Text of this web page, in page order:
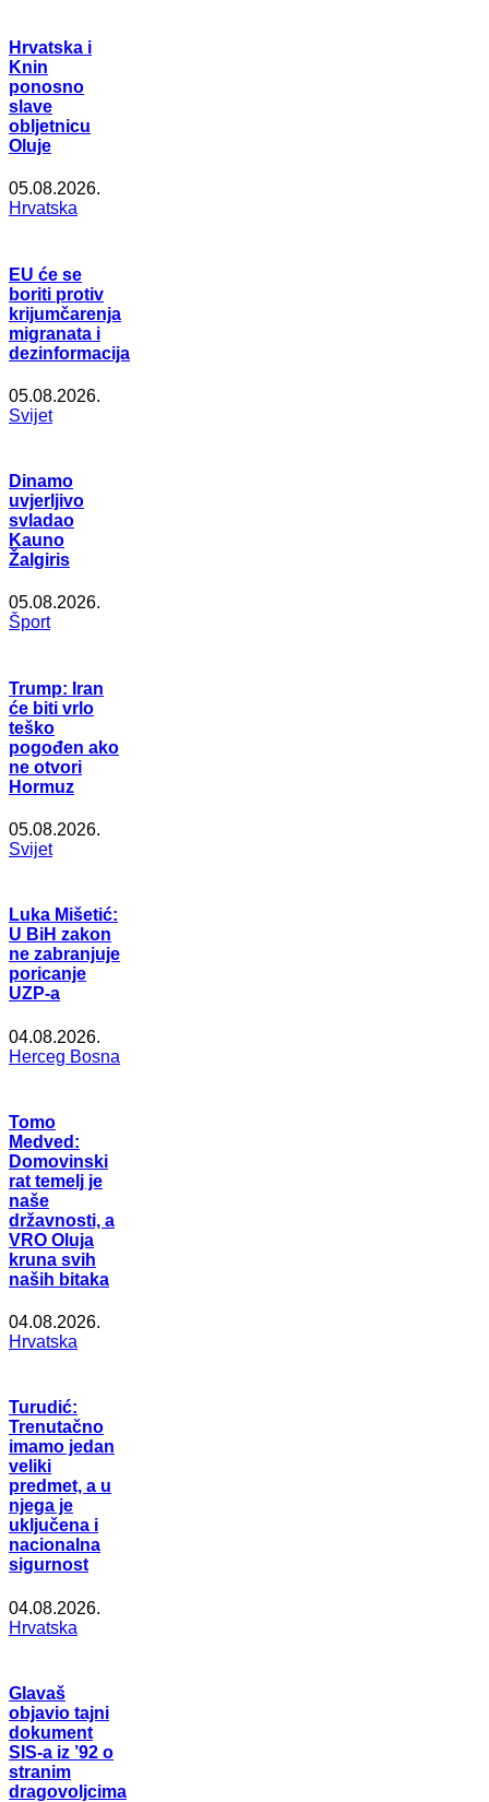
Hrvatska i
Knin
ponosno
slave
obljetnicu
Oluje
05.08.2026.
Hrvatska
EU će se
boriti protiv
krijumčarenja
migranata i
dezinformacija
05.08.2026.
Svijet
Dinamo
uvjerljivo
svladao
Kauno
Žalgiris
05.08.2026.
Šport
Trump: Iran
će biti vrlo
teško
pogođen ako
ne otvori
Hormuz
05.08.2026.
Svijet
Luka Mišetić:
U BiH zakon
ne zabranjuje
poricanje
UZP-a
04.08.2026.
Herceg Bosna
Tomo
Medved:
Domovinski
rat temelj je
naše
državnosti, a
VRO Oluja
kruna svih
naših bitaka
04.08.2026.
Hrvatska
Turudić:
Trenutačno
imamo jedan
veliki
predmet, a u
njega je
uključena i
nacionalna
sigurnost
04.08.2026.
Hrvatska
Glavaš
objavio tajni
dokument
SIS-a iz ’92 o
stranim
dragovoljcima